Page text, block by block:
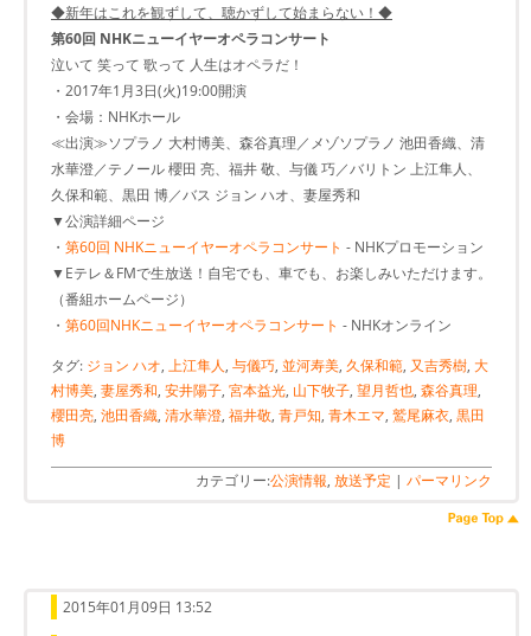
◆新年はこれを観ずして、聴かずして始まらない！◆
第60回 NHKニューイヤーオペラコンサート
泣いて 笑って 歌って 人生はオペラだ！
・2017年1月3日(火)19:00開演
・会場：NHKホール
≪出演≫ソプラノ 大村博美、森谷真理／メゾソプラノ 池田香織、清
水華澄／テノール 櫻田 亮、福井 敬、与儀 巧／バリトン 上江隼人、
久保和範、黒田 博／バス ジョン ハオ、妻屋秀和
▼公演詳細ページ
・ 第60回 NHKニューイヤーオペラコンサート - NHKプロモーション
▼Eテレ＆FMで生放送！自宅でも、車でも、お楽しみいただけます。
（番組ホームページ）
・ 第60回NHKニューイヤーオペラコンサート - NHKオンライン
タグ: ジョン ハオ, 上江隼人, 与儀巧, 並河寿美, 久保和範, 又吉秀樹, 大
村博美, 妻屋秀和, 安井陽子, 宮本益光, 山下牧子, 望月哲也, 森谷真理,
櫻田亮, 池田香織, 清水華澄, 福井敬, 青戸知, 青木エマ, 鷲尾麻衣, 黒田
博
カテゴリー:公演情報, 放送予定 | パーマリンク
2015年01月09日 13:52